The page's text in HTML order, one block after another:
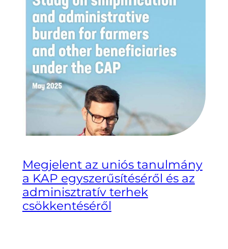
Megjelent az uniós tanulmány
a KAP egyszerűsítéséről és az
adminisztratív terhek
csökkentéséről